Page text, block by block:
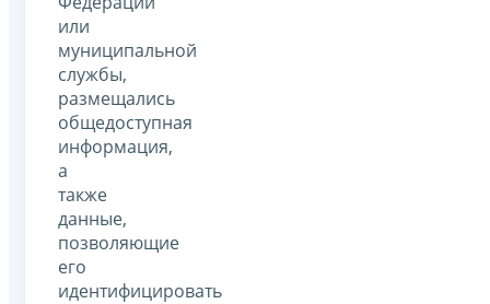
или
муниципальной
службы,
размещались
общедоступная
информация,
а
также
данные,
позволяющие
его
идентифицировать